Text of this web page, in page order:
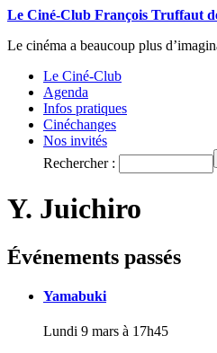
Le Ciné-Club François Truffaut
Le cinéma a beaucoup plus
Le Ciné-Club
Agenda
Infos pratiques
Cinéchanges
Nos invités
Rechercher :
Y. Juichiro
Événements passés
Yamabuki
Lundi 9 mars à 17h45